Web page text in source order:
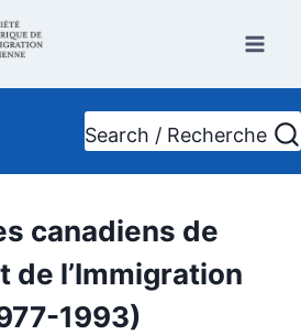
Search / Recherche
canadiens de
de l’Immigration
1993)